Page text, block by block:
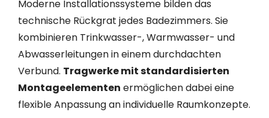
Moderne Installationssysteme bilden das
technische Rückgrat jedes Badezimmers. Sie
kombinieren Trinkwasser-, Warmwasser- und
Abwasserleitungen in einem durchdachten
Verbund. Tragwerke mit standardisierten
Montageelementen ermöglichen dabei eine
flexible Anpassung an individuelle Raumkonzepte.